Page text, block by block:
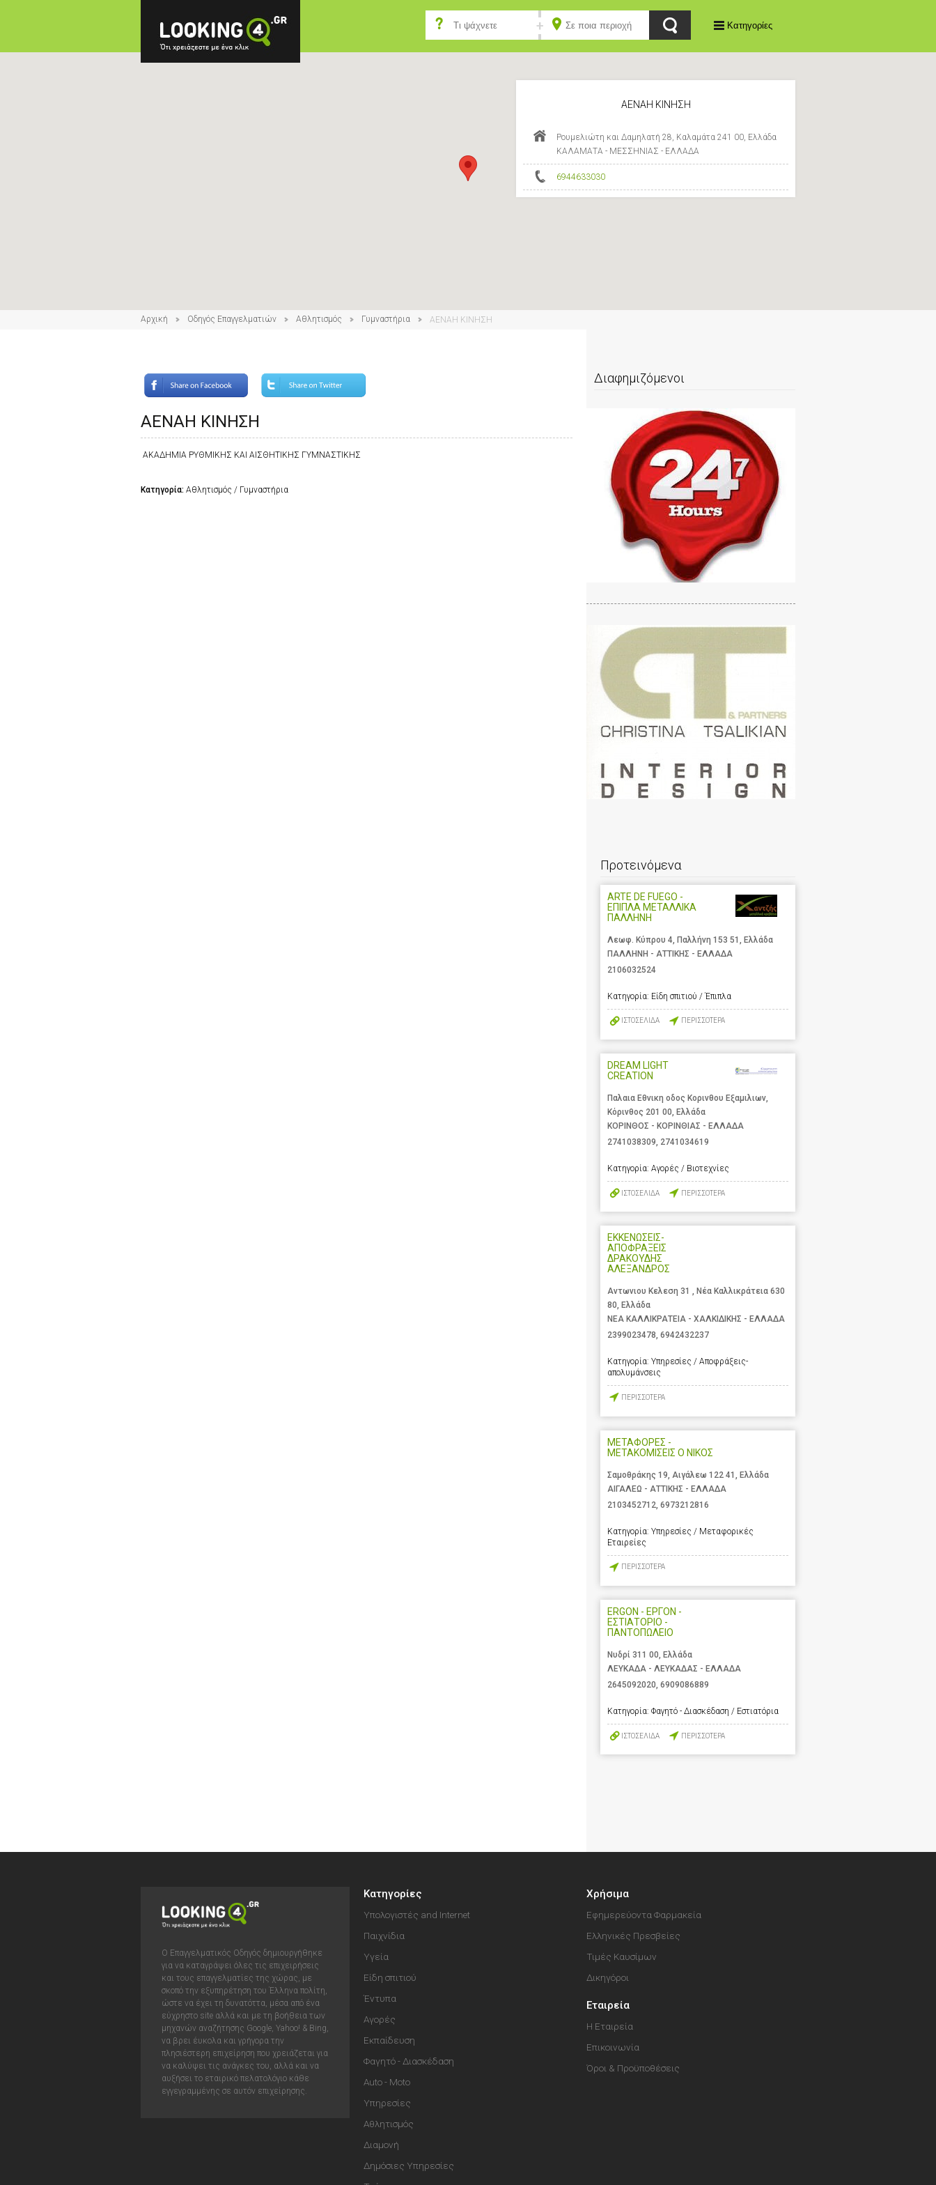
Κατηγορίες
ΑΕΝΑΗ ΚΙΝΗΣΗ
Ρουμελιώτη και Δαμηλατή 28, Καλαμάτα 241 00, Ελλάδα
ΚΑΛΑΜΑΤΑ - ΜΕΣΣΗΝΙΑΣ - ΕΛΛΑΔΑ
6944633030
Αρχική Οδηγός Επαγγελματιών Αθλητισμός Γυμναστήρια ΑΕΝΑΗ ΚΙΝΗΣΗ
ΑΕΝΑΗ ΚΙΝΗΣΗ
ΑΚΑΔΗΜΙΑ ΡΥΘΜΙΚΗΣ ΚΑΙ ΑΙΣΘΗΤΙΚΗΣ ΓΥΜΝΑΣΤΙΚΗΣ
Κατηγορία: Αθλητισμός / Γυμναστήρια
Διαφημιζόμενοι
Προτεινόμενα
ARTE DE FUEGO -
ΕΠΙΠΛΑ ΜΕΤΑΛΛΙΚΑ
ΠΑΛΛΗΝΗ
Λεωφ. Κύπρου 4, Παλλήνη 153 51, Ελλάδα
ΠΑΛΛΗΝΗ - ΑΤΤΙΚΗΣ - ΕΛΛΑΔΑ
2106032524
Κατηγορία: Είδη σπιτιού / Έπιπλα
ΙΣΤΟΣΕΛΙΔΑ ΠΕΡΙΣΣΟΤΕΡΑ
DREAM LIGHT
CREATION
Παλαια Εθνικη οδος Κορινθου Εξαμιλιων,
Κόρινθος 201 00, Ελλάδα
ΚΟΡΙΝΘΟΣ - ΚΟΡΙΝΘΙΑΣ - ΕΛΛΑΔΑ
2741038309, 2741034619
Κατηγορία: Αγορές / Βιοτεχνίες
ΙΣΤΟΣΕΛΙΔΑ ΠΕΡΙΣΣΟΤΕΡΑ
ΕΚΚΕΝΩΣΕΙΣ-
ΑΠΟΦΡΑΞΕΙΣ
ΔΡΑΚΟΥΔΗΣ
ΑΛΕΞΑΝΔΡΟΣ
Αντωνιου Κελεση 31 , Νέα Καλλικράτεια 630
80, Ελλάδα
ΝΕΑ ΚΑΛΛΙΚΡΑΤΕΙΑ - ΧΑΛΚΙΔΙΚΗΣ - ΕΛΛΑΔΑ
2399023478, 6942432237
Κατηγορία: Υπηρεσίες / Αποφράξεις-
απολυμάνσεις
ΠΕΡΙΣΣΟΤΕΡΑ
ΜΕΤΑΦΟΡΕΣ -
ΜΕΤΑΚΟΜΙΣΕΙΣ Ο ΝΙΚΟΣ
Σαμοθράκης 19, Αιγάλεω 122 41, Ελλάδα
ΑΙΓΑΛΕΩ - ΑΤΤΙΚΗΣ - ΕΛΛΑΔΑ
2103452712 6973212816
Κατηγορία: Υπηρεσίες / Μεταφορικές
Εταιρείες
ΠΕΡΙΣΣΟΤΕΡΑ
ERGON - ΕΡΓΟΝ -
ΕΣΤΙΑΤΟΡΙΟ -
ΠΑΝΤΟΠΩΛΕΙΟ
Νυδρί 311 00, Ελλάδα
ΛΕΥΚΑΔΑ - ΛΕΥΚΑΔΑΣ - ΕΛΛΑΔΑ
2645092020, 6909086889
Κατηγορία: Φαγητό - Διασκέδαση / Εστιατόρια
ΙΣΤΟΣΕΛΙΔΑ ΠΕΡΙΣΣΟΤΕΡΑ
Ο Επαγγελματικός Οδηγός δημιουργήθηκε
για να καταγράψει όλες τις επιχειρήσεις
και τους επαγγελματίες της χώρας, με
σκοπό την εξυπηρέτηση του Έλληνα πολίτη,
ώστε να έχει τη δυνατόττα, μέσα από ένα
εύχρηστο site αλλά και με τη βοήθεια των
μηχανών αναζήτησης Google, Yahoo! & Bing,
να βρει έυκολα και γρήγορα την
πλησιέστερη επιχείρηση που χρειάζεται για
να καλύψει τις ανάγκες του, αλλά και να
αυξήσει το εταιρικό πελατολόγιο κάθε
εγγεγραμμένης σε αυτόν επιχείρησης.
Κατηγορίες
Υπολογιστές and Internet
Παιχνίδια
Υγεία
Είδη σπιτιού
Έντυπα
Αγορές
Εκπαίδευση
Φαγητό - Διασκέδαση
Auto - Moto
Υπηρεσίες
Αθλητισμός
Διαμονή
Δημόσιες Υπηρεσίες
Χρήσιμα
Εφημερεύοντα Φαρμακεία
Ελληνικές Πρεσβείες
Τιμές Καυσίμων
Δικηγόροι
Εταιρεία
Η Εταιρεία
Επικοινωνία
Όροι & Προϋποθέσεις